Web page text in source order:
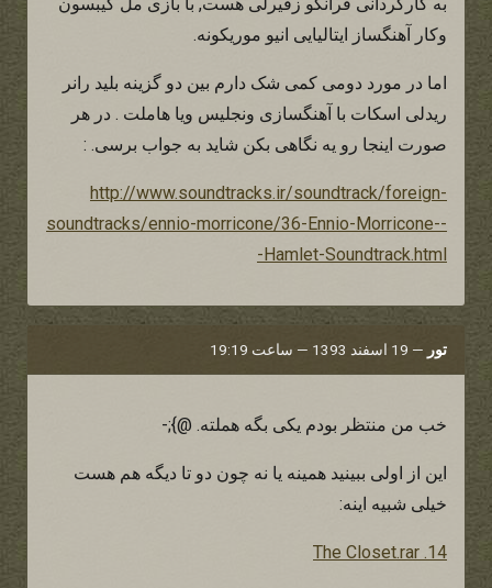
وکار آهنگساز ایتالیایی انیو موریکونه.
اما در مورد دومی کمی شک دارم بین دو گزینه بلید رانر
ریدلی اسکات با آهنگسازی ونجلیس ویا هاملت . در هر
صورت اینجا رو یه نگاهی بکن شاید به جواب برسی. :
http://www.soundtracks.ir/soundtrack/foreign-
soundtracks/ennio-morricone/36-Ennio-Morricone--
-Hamlet-Soundtrack.html
تور — 19 اسفند 1393 — ساعت 19:19
خب من منتظر بودم یکی بگه هملته. @};-
این از اولی ببینید همینه یا نه چون دو تا دیگه هم هست
خیلی شبیه اینه:
14. The Closet.rar